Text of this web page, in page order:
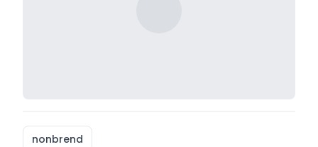
nonbrend